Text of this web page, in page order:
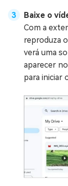
Baixe o
Com a
reproduza
verá uma
aparecer
para iniciar